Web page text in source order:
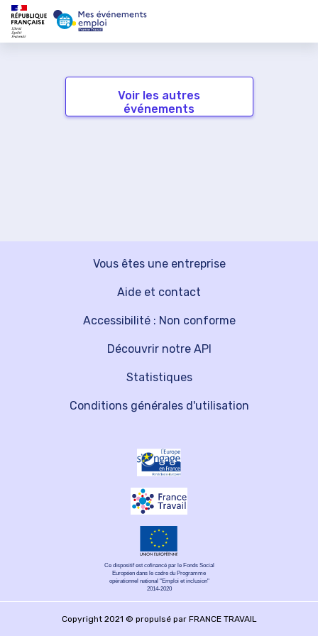
Voir les autres
événements
Vous êtes une entreprise
Découvrir notre API
Aide et contact
Statistiques
Accessibilité : Non conforme
Conditions générales d'utilisation
Ce dispositif est cofinancé par le Fonds Social
Européen dans le cadre du Programme
opérationnel national "Emploi et inclusion"
2014-2020
Copyright 2021 © propulsé par FRANCE TRAVAIL